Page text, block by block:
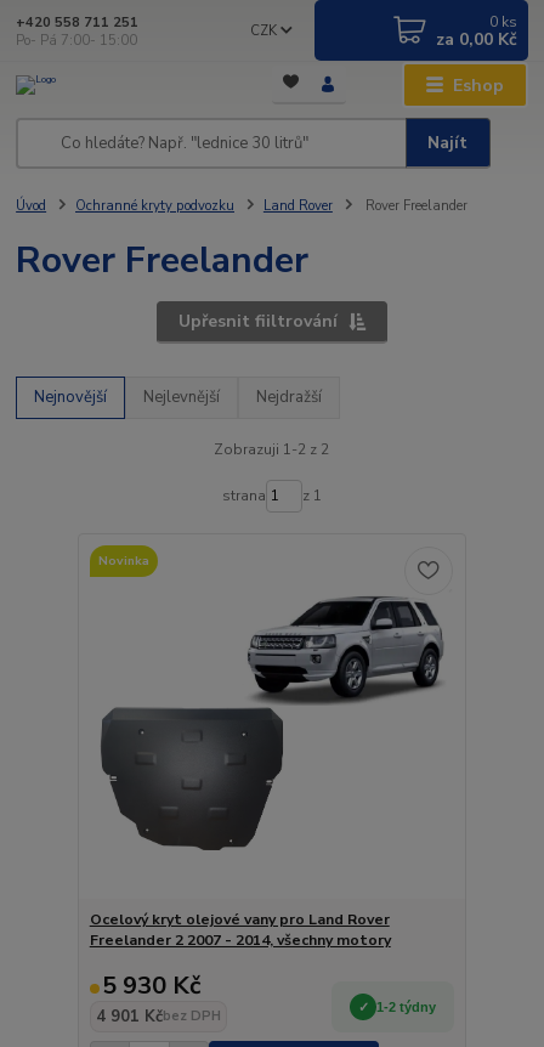
Eshop
CZK
Najít
+420 558 711 251
Po- Pá 7:00- 15:00
0 ks
za 0,00 Kč
Úvod Ochranné kryty podvozku Land Rover Rover Freelander
Rover Freelander
Upřesnit fiiltrování
Nejnovější Nejlevnější Nejdražší
Zobrazuji 1-2 z 2
strana z 1
Novinka
Ocelový kryt olejové vany pro Land Rover
Freelander 2 2007 - 2014, všechny motory
5 930 Kč
4 901 Kčbez DPH
1-2 týdny